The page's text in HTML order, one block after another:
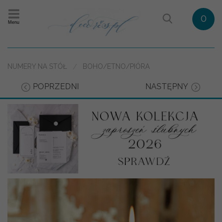
Menu 0
NUMERY NA STÓŁ BOHO/ETNO/PIÓRA
POPRZEDNI NASTĘPNY